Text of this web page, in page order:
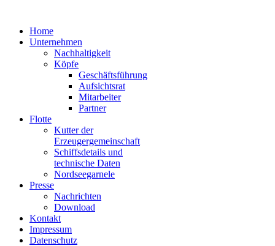
Home
Unternehmen
Nachhaltigkeit
Köpfe
Geschäftsführung
Aufsichtsrat
Mitarbeiter
Partner
Flotte
Kutter der
Erzeugergemeinschaft
Schiffsdetails und
technische Daten
Nordseegarnele
Presse
Nachrichten
Download
Kontakt
Impressum
Datenschutz